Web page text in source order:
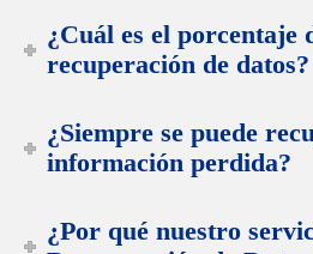
¿Cuál es el porcentaje
recuperación de datos?
¿Siempre se puede
información perdida?
¿Por qué nuestro